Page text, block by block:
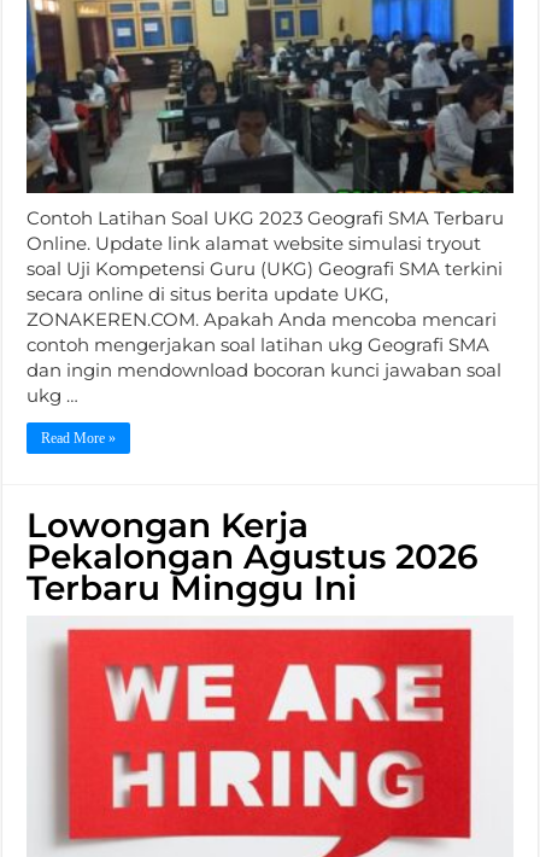
Contoh Latihan Soal UKG 2023 Geografi SMA Terbaru
Online. Update link alamat website simulasi tryout
soal Uji Kompetensi Guru (UKG) Geografi SMA terkini
secara online di situs berita update UKG,
ZONAKEREN.COM. Apakah Anda mencoba mencari
contoh mengerjakan soal latihan ukg Geografi SMA
dan ingin mendownload bocoran kunci jawaban soal
ukg …
Read More »
Lowongan Kerja
Pekalongan Agustus 2026
Terbaru Minggu Ini